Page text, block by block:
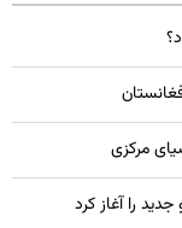
مرکزی
را آغاز کرد